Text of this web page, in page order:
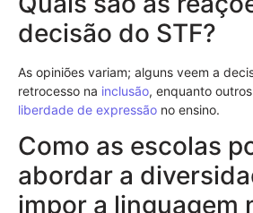
decisão do STF?
As opiniões variam; alguns veem a
retrocesso na inclusão, enquanto
liberdade de expressão no ensino.
Como as escolas
abordar a
impor a linguagem